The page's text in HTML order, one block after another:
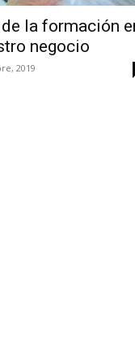
la formación
negocio
2019